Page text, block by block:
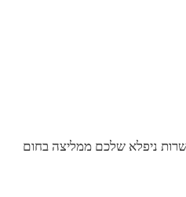
ניפלא שלכם ממליצה בחום